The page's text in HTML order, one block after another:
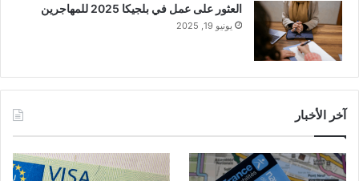
العثور على عمل في بلجيكا 2025 للمهاجرين
يونيو 19, 2025
آخر الأخبار